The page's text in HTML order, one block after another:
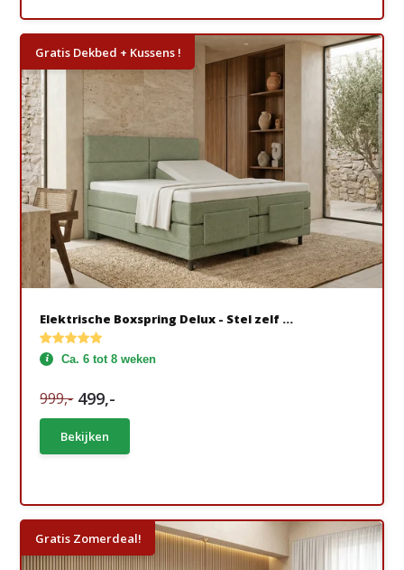
Gratis Dekbed + Kussens !
Elektrische Boxspring Delux - Stel zelf ...
Ca. 6 tot 8 weken
999,- 499,-
Bekijken
Gratis Zomerdeal!